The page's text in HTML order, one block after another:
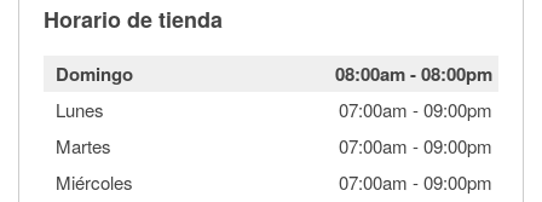
Horario de tienda
Domingo 08:00am-08:00pm
Lunes 07:00am -09:00pm
Martes
07:00am -09:00pm
Miércoles
07:00am -09:00pm